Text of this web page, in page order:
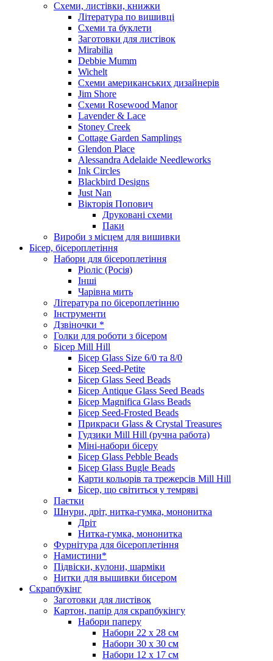
Схеми, листівки, книжки
Література по вишивці
Схеми та буклети
Заготовки для листівок
Mirabilia
Debbie Mumm
Wichelt
Схеми американських дизайнерів
Jim Shore
Cхеми Rosewood Manor
Lavender & Lace
Stoney Creek
Cottage Garden Samplings
Glendon Place
Alessandra Adelaide Needleworks
Ink Circles
Blackbird Designs
Just Nan
Вікторія Попович
Друковані схеми
Паки
Вироби з місцем для вишивки
Бісер, бісероплетіння
Набори для бісероплетіння
Ріоліс (Росія)
Інші
Чарівна мить
Література по бісероплетінню
Інструменти
Дзвіночки *
Голки для роботи з бісером
Бісер Mill Hill
Бісер Glass Size 6/0 та 8/0
Бісер Seed-Petite
Бісер Glass Seed Beads
Бісер Antique Glass Seed Beads
Бісер Magnifica Glass Beads
Бісер Seed-Frosted Beads
Прикраси Glass & Crystal Treasures
Гудзики Mill Hill (ручна работа)
Міні-набори бісеру
Бісер Glass Pebble Beads
Бісер Glass Bugle Beads
Карти кольорів та трежерсів Mill Hill
Бісер, що світиться у темряві
Паєтки
Шнури, дріт, нитка-гумка, мононитка
Дріт
Нитка-гумка, мононитка
Фурнітура для бісероплетіння
Намистини*
Підвіски, кулони, шарміки
Нитки для вышивки бисером
Скрапбукінг
Заготовки для листівок
Картон, папір для скрапбукінгу
Набори паперу
Набори 22 х 28 см
Набори 30 х 30 см
Набори 12 х 17 см